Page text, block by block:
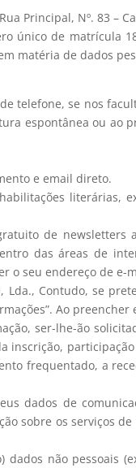
Principal, Nº. 83 –
único de matrícula
matéria de dados
telefone, se nos
espontânea ou ao
e email direto.
literárias,
de newsletters
das áreas de
o seu endereço de e-
Lda., Contudo, se
Ao
ser-lhe-ão
inscrição,
frequentado, a
dados de
sobre os serviços
dados não pessoais